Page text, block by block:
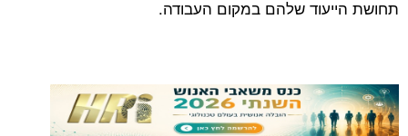
תחושת הייעוד שלהם במקום העבודה.